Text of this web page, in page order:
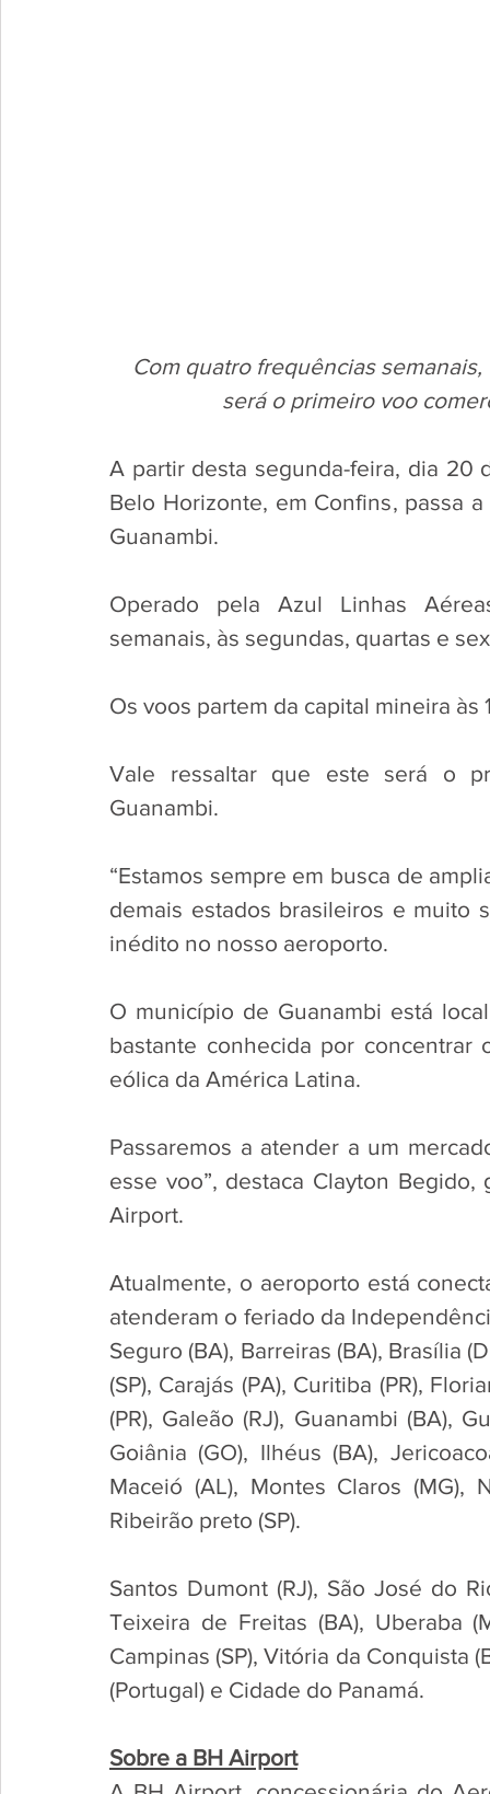
Com quatro frequências
será o primeiro voo
A partir desta segunda-feira, dia 20
Belo Horizonte, em Confins, passa
Guanambi.
Operado pela Azul Linhas
semanais, às segundas, quartas e
Os voos partem da capital mineira
Vale ressaltar que este será o
Guanambi.
“Estamos sempre em busca de
demais estados brasileiros e muito
inédito no nosso aeroporto.
O município de Guanambi está
bastante conhecida por
eólica da América Latina.
Passaremos a atender a um
esse voo”, destaca Clayton
Airport.
Atualmente, o aeroporto está
atenderam o feriado da
Seguro (BA), Barreiras (BA), Brasília
(SP), Carajás (PA), Curitiba (PR),
(PR), Galeão (RJ), Guanambi (BA),
Goiânia (GO), Ilhéus (BA),
Maceió (AL), Montes Claros (MG),
Ribeirão preto (SP).
Santos Dumont (RJ), São José do
Teixeira de Freitas (BA), Uberaba
Campinas (SP), Vitória da Conquista
(Portugal) e Cidade do Panamá.
Sobre a BH Airport